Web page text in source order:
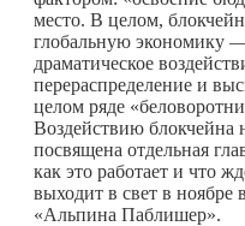
место. В целом,
глобальную экономику
драматическое
перераспределение и
целом ряде
Воздействию
посвящена отдельная
как это работает и что
выходит в свет в ноябре
«Альпина Паблишер».